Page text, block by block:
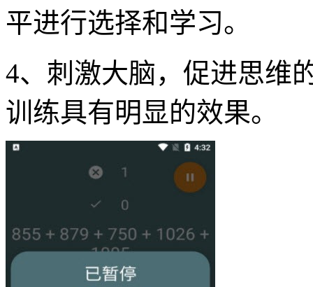
平进行选择和学习。
4、刺激大脑，促进思维
训练具有明显的效果。